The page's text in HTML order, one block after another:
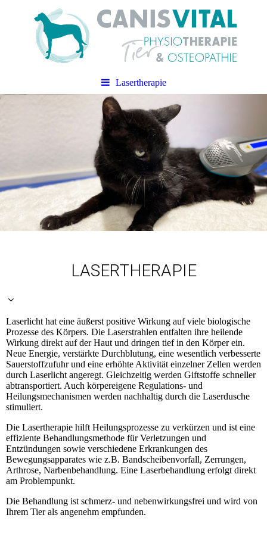
Lasertherapie
CANIS VITAL
Praxis für Tierphysiotherapie &
Tierosteopathie
LASERTHERAPIE
Laserlicht hat eine äußerst positive Wirkung auf viele biologische
Prozesse des Körpers. Die Laserstrahlen entfalten ihre heilende
Wirkung direkt auf der Haut und dringen tief in den Körper ein.
Neue Energie, verstärkte Durchblutung, eine wesentlich verbesserte
Sauerstoffzufuhr und eine erhöhte Aktivität einzelner Zellen werden
durch Laserlicht angeregt. Gleichzeitig werden Giftstoffe schneller
abtransportiert. Auch körpereigene Regulations- und
Heilungsmechanismen werden nachhaltig durch die Laserdusche
stimuliert.
Die Lasertherapie hilft Heilungsprozesse zu verkürzen und ist eine
effiziente Behandlungsmethode für Verletzungen und
Entzündungen sowie verschiedene Erkrankungen des
Bewegungsapparates wie z.B. Bandscheibenvorfall, Zerrungen,
Arthrose, Narbenbehandlung. Eine Laserbehandlung erfolgt direkt
am Problempunkt.
Die Behandlung ist schmerz- und nebenwirkungsfrei und wird von
Ihrem Tier als angenehm empfunden.